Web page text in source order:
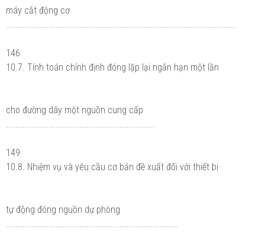
máy cắt động cơ
146
10.7. Tính toán chỉnh định đóng lặp lại ngắn hạn một lần
cho đường dây một nguồn cung cấp
149
10.8. Nhiệm vụ và yêu cầu cơ bản đề xuất đối với thiết bị
tự động đóng nguồn dự phòng